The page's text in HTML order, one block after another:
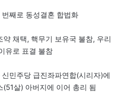
째로 동성결혼 합법화
채택, 핵무기 보유국 불참, 우리
유로 표결 불참
민주당 급진좌파연합(시리자)에
살) 아버지에 이어 총리 됨